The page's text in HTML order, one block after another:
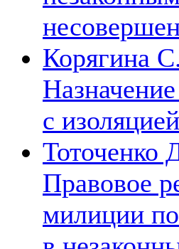
Корягина
с
Тоточенко
Правовое
милиции